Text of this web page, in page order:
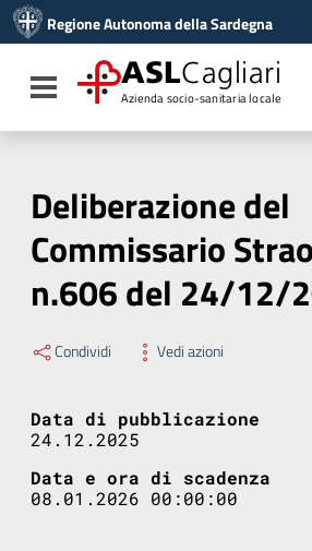
Vai al menu di navigazione
Vai al footer
Regione Autonoma della Sardegna
Toggle navigation
ASLCagliari
Azienda socio-sanitaria locale
Deliberazione del
Commissario
n.606 del 24/12/
Condividi Vedi azioni
Data di pubblicazione
24.12.2025
Data e ora di scadenza
08.01.2026 00:00:00